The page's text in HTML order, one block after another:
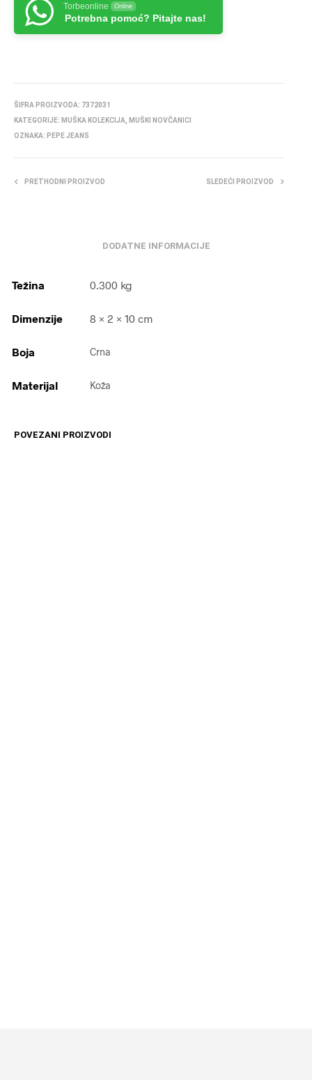
Torbeonline Online
Potrebna pomoć? Pitajte nas!
ŠIFRA PROIZVODA: 7372031
KATEGORIJE: MUŠKA KOLEKCIJA
MUŠKI NOVČANICI
OZNAKA: PEPE JEANS
PRETHODNI PROIZVOD SLEDEĆI PROIZVOD
DODATNE INFORMACIJE
Težina 0.300 kg
Dimenzije 8 × 2 × 10 cm
Boja Crna
Materijal Koža
POVEZANI PROIZVODI